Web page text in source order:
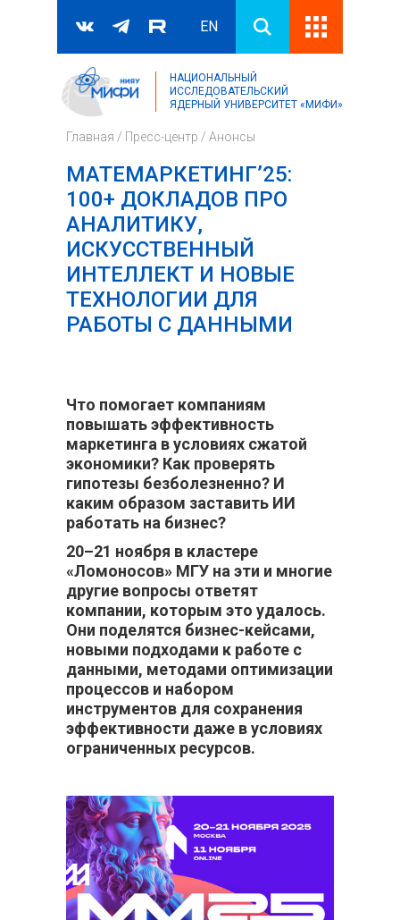
Форма поиска
Поиск
EN
НАЦИОНАЛЬНЫЙ
ИССЛЕДОВАТЕЛЬСКИЙ
ЯДЕРНЫЙ УНИВЕРСИТЕТ «МИФИ»
Главная / Пресс-центр / Анонсы
МАТЕМАРКЕТИНГ’25:
100+ ДОКЛАДОВ ПРО
АНАЛИТИКУ,
ИСКУССТВЕННЫЙ
ИНТЕЛЛЕКТ И НОВЫЕ
ТЕХНОЛОГИИ ДЛЯ
РАБОТЫ С ДАННЫМИ
Что помогает компаниям
повышать эффективность
маркетинга в условиях сжатой
экономики? Как проверять
гипотезы безболезненно? И
каким образом заставить ИИ
работать на бизнес?
20–21 ноября в кластере
«Ломоносов» МГУ на эти и многие
другие вопросы ответят
компании, которым это удалось.
Они поделятся бизнес-кейсами,
новыми подходами к работе с
данными, методами оптимизации
процессов и набором
инструментов для сохранения
эффективности даже в условиях
ограниченных ресурсов.